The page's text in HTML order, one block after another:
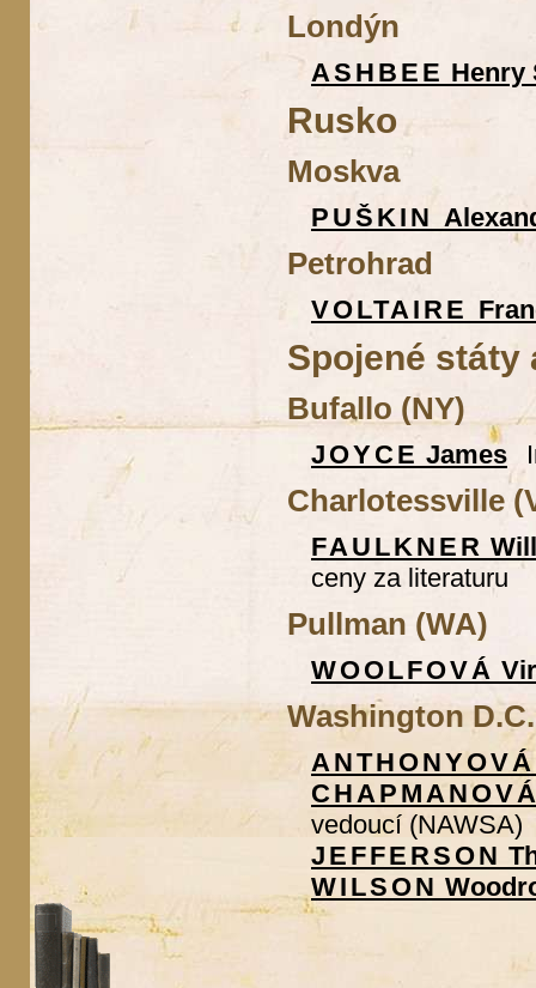
Londýn
ASHBEE Henry
Rusko
Moskva
PUŠKIN
Petrohrad
VOLTAIRE
Spojené státy
Bufallo (NY)
JOYCE James
Charlotessville
FAULKNER
ceny za literaturu
Pullman (WA)
WOOLFOVÁ
Washington D.C.
ANTHONYOVÁ
vedoucí (NAWSA)
JEFFERSON
WILSON